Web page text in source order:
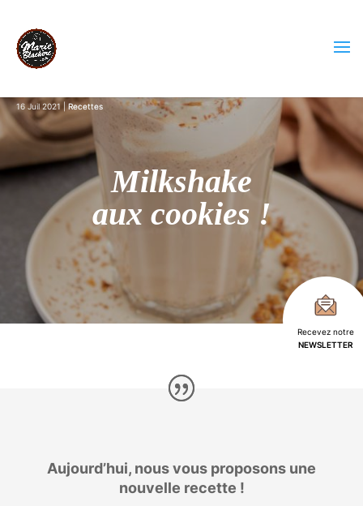
Milkshake
aux cookies !
16 Juil 2021 Recettes
Aujourd’hui, nous vous proposons une
nouvelle recette !
Recevez notre
NEWSLETTER